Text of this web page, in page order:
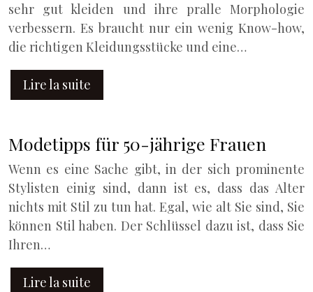
sehr gut kleiden und ihre pralle Morphologie
verbessern. Es braucht nur ein wenig Know-how,
die richtigen Kleidungsstücke und eine…
Lire la suite
Modetipps für 50-jährige Frauen
Wenn es eine Sache gibt, in der sich prominente
Stylisten einig sind, dann ist es, dass das Alter
nichts mit Stil zu tun hat. Egal, wie alt Sie sind, Sie
können Stil haben. Der Schlüssel dazu ist, dass Sie
Ihren…
Lire la suite